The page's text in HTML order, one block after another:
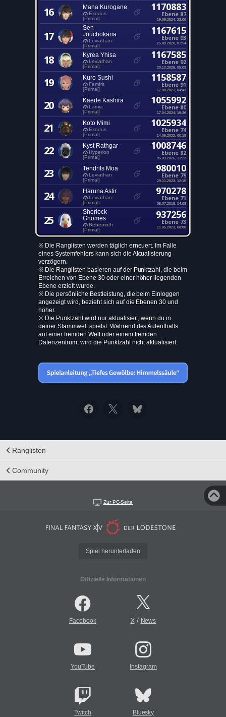
16 Mana Kurogane
Exodus
[Primal]
1170883
Ebene 87
19.09.2024, 23:00
17
Sen
Jouchokana
Leviathan
[Primal]
1167615
Ebene 93
25.09.2020, 01:54
18 Kyrea Yhisa
Leviathan
[Primal]
1167585
Ebene 92
20.12.2025, 05:09
19 Kuro Sushi
Famfrit
[Primal]
1158587
Ebene 91
17.08.2021, 04:43
20 Kaede Kashira
Lamia
[Primal]
1055992
Ebene 80
17.04.2024, 19:36
21 Koto Mimi
Exodus
[Primal]
1025934
Ebene 74
14.06.2022, 00:19
22 Kyst Rathgar
Hyperion
[Primal]
1008746
Ebene 82
05.03.2026, 11:23
23 Tendrils Moa
Leviathan
[Primal]
980010
Ebene 79
29.11.2023, 12:15
24 Haruna Astir
Leviathan
[Primal]
970278
Ebene 71
08.07.2018, 14:08
25
Sherlock
Gnomes
Behemoth
[Primal]
937256
Ebene 73
11.05.2023, 08:08
※ Die Ranglisten werden täglich erneuert. Im Falle
eines Systemfehlers kann sich die Aktualisierung
verzögern.
※ Die Ranglisten basieren auf der Punktzahl, die beim
Erreichen von Ebene 30 oder einer höher liegenden
Ebene erzielt wurde.
※ Die persönliche Bestleistung, die beim Einloggen
angezeigt wird, bezieht sich auf die Ebenen 30 und
höher.
※ Die Punktzahl wird nur aktualisiert, wenn du in
deiner Stammwelt spielst. Während des Aufenthalts
auf einer fremden Welt oder einem fremden
Datenzentrum, wird die Punktzahl nicht aktualisiert.
Ranglisten
Community
Zur PC-Seite
Spiel herunterladen
Offizielle Informationen
Facebook X/ News
YouTube Instagram
Twitch Bluesky